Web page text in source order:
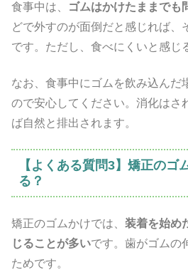
食事中は、 ゴムはかけたままでも
どで外すのが面倒だと感じれば、
です。ただし、食べにくいと感じ
なお、食事中にゴムを飲み込んだ
ので安心してください。消化はさ
ば自然と排出されます。
【よくある質問3】矯正のゴ
る？
矯正のゴムかけでは、 装着を始め
じることが多いです。歯がゴムの
ためです。